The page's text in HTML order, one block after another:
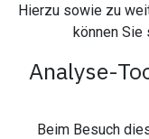
Hierzu sowie zu
können Sie
Analyse-
Beim Besuch